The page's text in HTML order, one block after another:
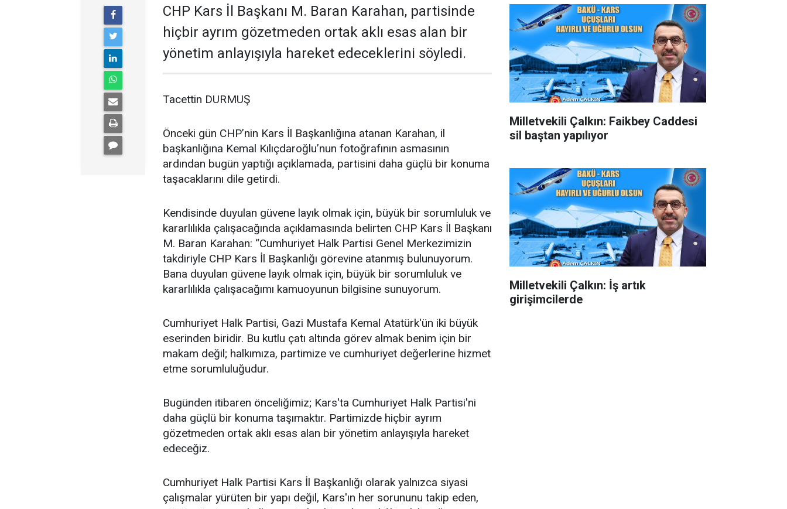
CHP Kars İl Başkanı M. Baran Karahan, partisinde
hiçbir ayrım gözetmeden ortak aklı esas alan bir
yönetim anlayışıyla hareket edeceklerini söyledi.
Tacettin DURMUŞ
Önceki gün CHP’nin Kars İl Başkanlığına atanan Karahan, il
başkanlığına Kemal Kılıçdaroğlu’nun fotoğrafının asmasının
ardından bugün yaptığı açıklamada, partisini daha güçlü bir konuma
taşacaklarını dile getirdi.
Kendisinde duyulan güvene layık olmak için, büyük bir sorumluluk ve
kararlılıkla çalışacağında açıklamasında belirten CHP Kars İl Başkanı
M. Baran Karahan: “Cumhuriyet Halk Partisi Genel Merkezimizin
takdiriyle CHP Kars İl Başkanlığı görevine atanmış bulunuyorum.
Bana duyulan güvene layık olmak için, büyük bir sorumluluk ve
kararlılıkla çalışacağımı kamuoyunun bilgisine sunuyorum.
Cumhuriyet Halk Partisi, Gazi Mustafa Kemal Atatürk'ün iki büyük
eserinden biridir. Bu kutlu çatı altında görev almak benim için bir
makam değil; halkımıza, partimize ve cumhuriyet değerlerine hizmet
etme sorumluluğudur.
Bugünden itibaren önceliğimiz; Kars'ta Cumhuriyet Halk Partisi'ni
daha güçlü bir konuma taşımaktır. Partimizde hiçbir ayrım
gözetmeden ortak aklı esas alan bir yönetim anlayışıyla hareket
edeceğiz.
Cumhuriyet Halk Partisi Kars İl Başkanlığı olarak yalnızca siyasi
çalışmalar yürüten bir yapı değil, Kars'ın her sorununu takip eden,
Milletvekili Çalkın: Faikbey Caddesi
sil baştan yapılıyor
Milletvekili Çalkın: İş artık
girişimcilerde